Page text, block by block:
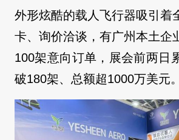
外形炫酷的载人飞行器吸引着
卡、询价洽谈，有广州本土企
100架意向订单，展会前两日
破180架、总额超1000万美元。